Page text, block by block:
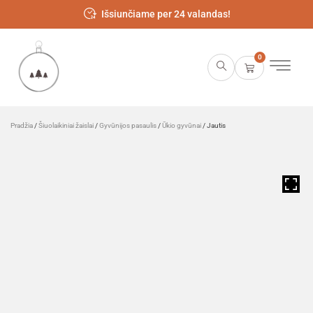
Išsiunčiame per 24 valandas!
0
Pradžia /Šiuolaikiniai žaislai /Gyvūnijos pasaulis /Ūkio gyvūnai / Jautis